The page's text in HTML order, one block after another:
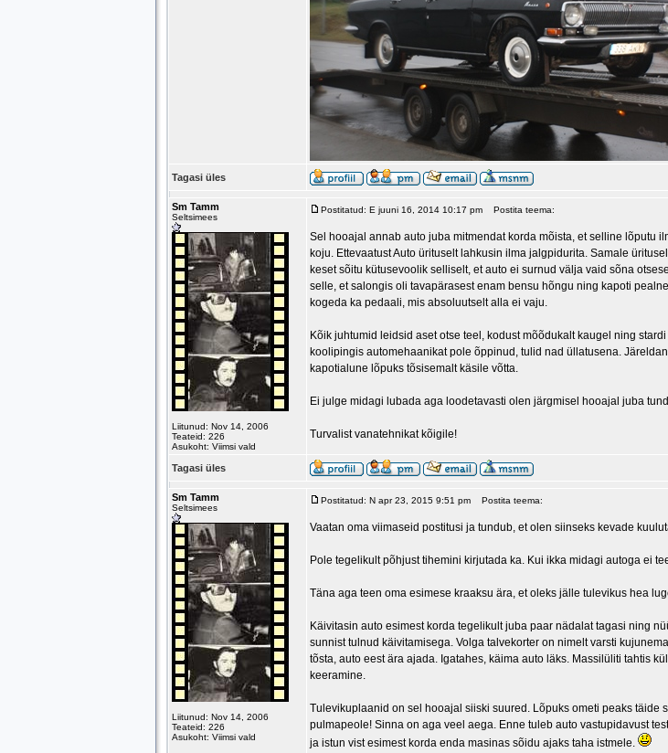
Tagasi üles
Sm Tamm
Seltsimees
Liitunud: Nov 14, 2006
Teateid: 226
Asukoht: Viimsi vald
Postitatud: E juuni 16, 2014 10:17 pm Postita teema:
Sel hooajal annab auto juba mitmendat korda mõista, et selline lõputu
koju. Ettevaatust Auto ürituselt lahkusin ilma jalgpidurita. Samale
keset sõitu kütusevoolik selliselt, et auto ei surnud välja vaid sõna
selle, et salongis oli tavapärasest enam bensu hõngu ning kapoti
kogeda ka pedaali, mis absoluutselt alla ei vaju.
Kõik juhtumid leidsid aset otse teel, kodust mõõdukalt kaugel ning
koolipingis automehaanikat pole õppinud, tulid nad üllatusena.
kapotialune lõpuks tõsisemalt käsile võtta.
Ei julge midagi lubada aga loodetavasti olen järgmisel hooajal juba
Turvalist vanatehnikat kõigile!
Tagasi üles
Sm Tamm
Seltsimees
Liitunud: Nov 14, 2006
Teateid: 226
Asukoht: Viimsi vald
Postitatud: N apr 23, 2015 9:51 pm Postita teema:
Vaatan oma viimaseid postitusi ja tundub, et olen siinseks kevade
Pole tegelikult põhjust tihemini kirjutada ka. Kui ikka midagi autoga ei
Täna aga teen oma esimese kraaksu ära, et oleks jälle tulevikus hea
Käivitasin auto esimest korda tegelikult juba paar nädalat tagasi ning
sunnist tulnud käivitamisega. Volga talvekorter on nimelt varsti
tõsta, auto eest ära ajada. Igatahes, käima auto läks. Massilüliti tahtis
keeramine.
Tulevikuplaanid on sel hooajal siiski suured. Lõpuks ometi peaks
pulmapeole! Sinna on aga veel aega. Enne tuleb auto vastupidavust
ja istun vist esimest korda enda masinas sõidu ajaks taha istmele.